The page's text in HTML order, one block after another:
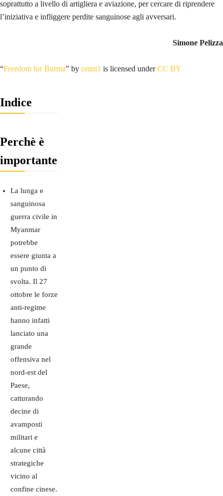
soprattutto a livello di artigliera e aviazione, per cercare di riprendere
l’iniziativa e infliggere perdite sanguinose agli avversari.
Simone Pelizza
“Freedom for Burma” by omni1 is licensed underCC BY
Indice
Perchè è
importante
La lunga e
sanguinosa
guerra civile in
Myanmar
potrebbe
essere giunta a
un punto di
svolta. Il 27
ottobre le forze
anti-regime
hanno infatti
lanciato una
grande
offensiva nel
nord-est del
Paese,
catturando
decine di
avamposti
militari e
alcune città
strategiche
vicino al
confine cinese.